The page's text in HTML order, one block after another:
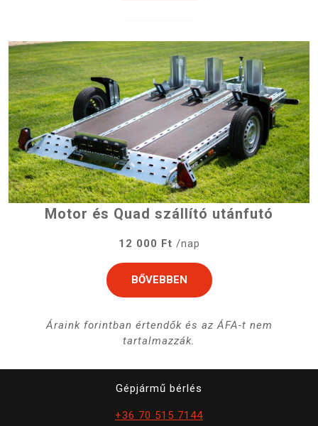
Motor és Quad szállító utánfutó
12 000 Ft /nap
BŐVEBBEN
Áraink forintban értendők és az ÁFA-t nem
tartalmazzák.
Gépjármű bérlés
+36 70 515 7144